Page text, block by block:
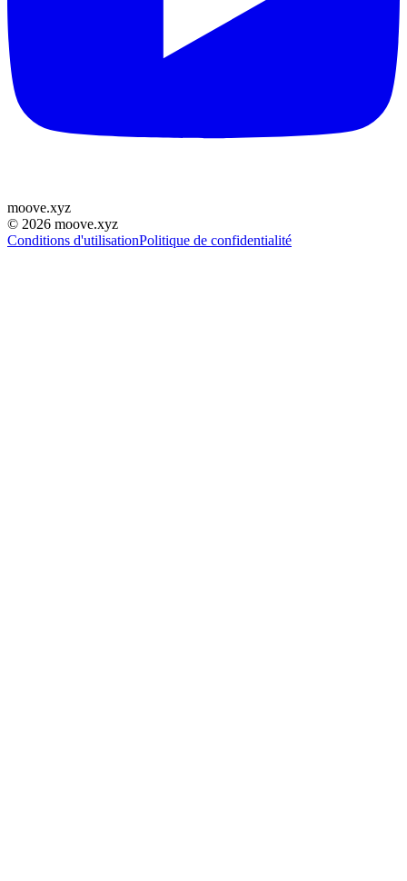
moove.xyz
© 2026 moove.xyz
Conditions d'utilisationPolitique de confidentialité